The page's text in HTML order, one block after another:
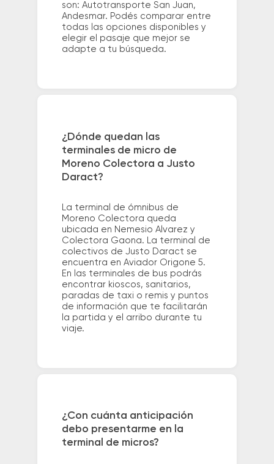
son: Autotransporte San Juan,
Andesmar. Podés comparar entre
todas las opciones disponibles y
elegir el pasaje que mejor se
adapte a tu búsqueda.
¿Dónde quedan las
terminales de micro de
Moreno Colectora a Justo
Daract?
La terminal de ómnibus de
Moreno Colectora queda
ubicada en Nemesio Alvarez y
Colectora Gaona. La terminal de
colectivos de Justo Daract se
encuentra en Aviador Origone 5.
En las terminales de bus podrás
encontrar kioscos, sanitarios,
paradas de taxi o remis y puntos
de información que te facilitarán
la partida y el arribo durante tu
viaje.
¿Con cuánta anticipación
debo presentarme en la
terminal de micros?